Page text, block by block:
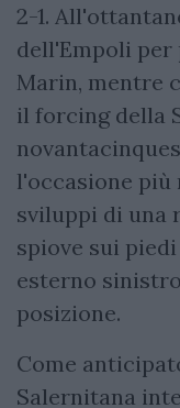
2-1.
dell'Empoli
Marin, mentre
il forcing della
l'occasione più
sviluppi di una
spiove sui
esterno
posizione.
Come
Salernitana